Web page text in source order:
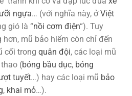
ngựa… (với nghĩa này, ởViệt
gió là “nồi cơm điện“). Tuy
hơn, mũ bảo hiểm còn chỉ đến
cối trong quân đội, các loại mũ
(bóng bầu dục, bóng
tuyết…) hay các loại mũ bảo
, khai mỏ…).